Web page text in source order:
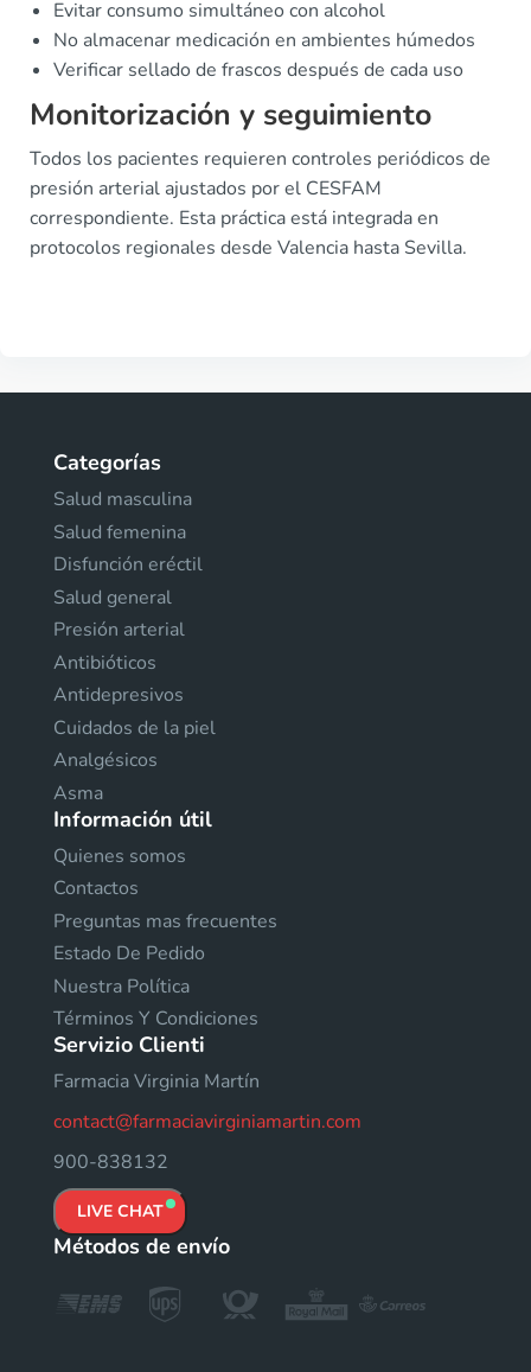
Evitar consumo simultáneo con alcohol
No almacenar medicación en ambientes húmedos
Verificar sellado de frascos después de cada uso
Monitorización y seguimiento
Todos los pacientes requieren controles periódicos de
presión arterial ajustados por el CESFAM
correspondiente. Esta práctica está integrada en
protocolos regionales desde Valencia hasta Sevilla.
Categorías
Salud masculina
Salud femenina
Disfunción eréctil
Salud general
Presión arterial
Antibióticos
Antidepresivos
Cuidados de la piel
Analgésicos
Asma
Información útil
Quienes somos
Contactos
Preguntas mas frecuentes
Estado De Pedido
Nuestra Política
Términos Y Condiciones
Servizio Clienti
Farmacia Virginia Martín
contact@farmaciavirginiamartin.com
900-838132
LIVE CHAT
Métodos de envío